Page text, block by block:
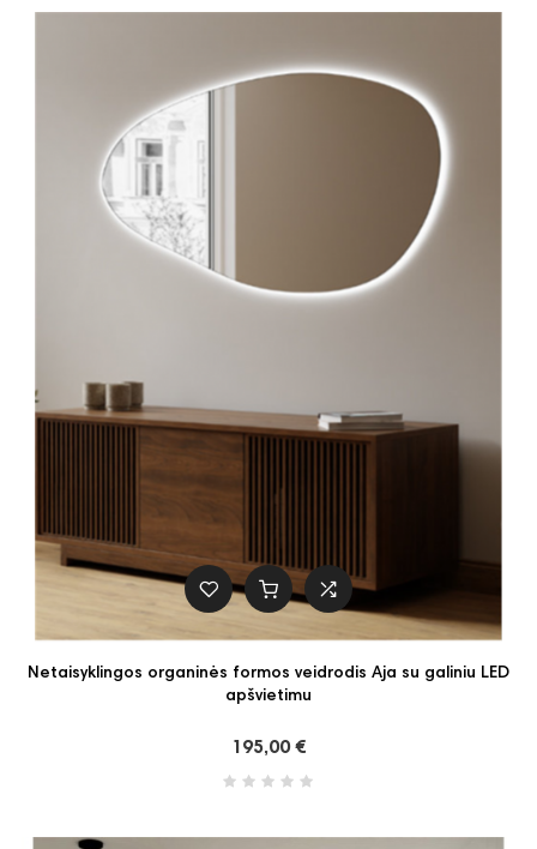
Netaisyklingos organinės formos veidrodis Aja su galiniu LED
apšvietimu
195,00 €